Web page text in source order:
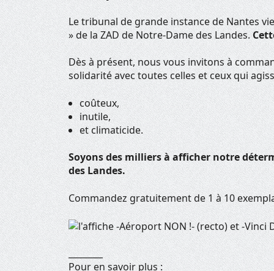
Le tribunal de grande instance de Nantes
» de la ZAD de Notre-Dame des Landes.
Dès à présent, nous vous invitons à
solidarité avec toutes celles et ceux qui
coûteux,
inutile,
et climaticide.
Soyons des milliers à afficher notre
des Landes.
Commandez gratuitement de 1 à 10
________
Pour en savoir plus :